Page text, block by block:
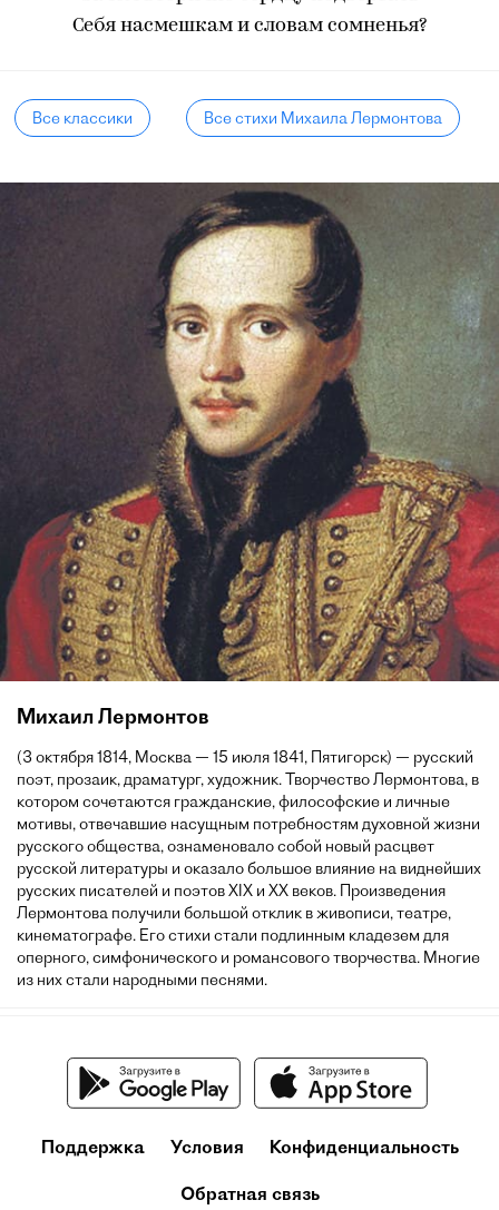
Себя насмешкам и словам сомненья?
Все классики Все стихи Михаила Лермонтова
Михаил Лермонтов
(3 октября 1814, Москва — 15 июля 1841, Пятигорск) — русский
поэт, прозаик, драматург, художник. Творчество Лермонтова, в
котором сочетаются гражданские, философские и личные
мотивы, отвечавшие насущным потребностям духовной жизни
русского общества, ознаменовало собой новый расцвет
русской литературы и оказало большое влияние на виднейших
русских писателей и поэтов XIX и XX веков. Произведения
Лермонтова получили большой отклик в живописи, театре,
кинематографе. Его стихи стали подлинным кладезем для
оперного, симфонического и романсового творчества. Многие
из них стали народными песнями.
Поддержка Условия Конфиденциальность
Обратная связь